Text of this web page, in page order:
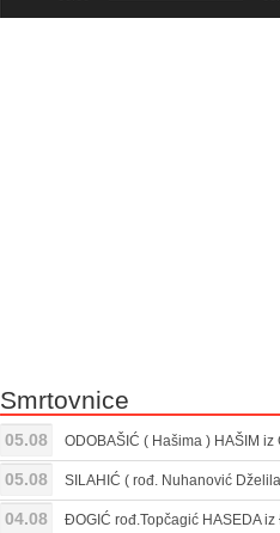
Smrtovnice
05.08 ODOBAŠIĆ ( Hašima ) HAŠIM iz
05.08 SILAHIĆ ( rođ. Nuhanović
04.08 ĐOGIĆ rođ.Topčagić HASEDA